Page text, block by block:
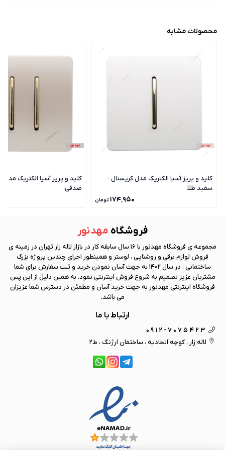
محصولات مشابه
کلید و پریز آسیا الکتریک مدل کریستال -
سفید طلا
۱۷۴٬۹۵۰ تومان
کلید و پریز آسیا الکتریک مدل
صدفی
فروشگاه مهد نور
مجموعه ی فروشگاه مهد نور
با 16 سال سابقه کار در بازار لاله زار تهران در زمینه ی
فروش لوازم برقی و روشنایی ، لوستر و همینطور اجرای چندین پروژه بزرگ
ساختمانی ، در سال 1402 به جهت آسان نمودن خرید و ثبت سفارش برای شما
مشتریان عزیز تصمیم به شروع فروش اینترنتی نمود. به همین دلیل از این پس
فروشگاه اینترنتی مهد نور به جهت خرید آسان و مطمئن در دسترس شما عزیزان
می باشد.
ارتباط با ما
0912-7075423
لاله زار ، کوچه اتحادیه ، ساختمان ارژنگ ، ط2